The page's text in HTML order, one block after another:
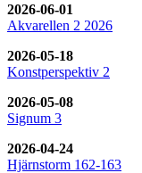
2026-06-01
Akvarellen 2 2026
2026-05-18
Konstperspektiv 2
2026-05-08
Signum 3
2026-04-24
Hjärnstorm 162-163